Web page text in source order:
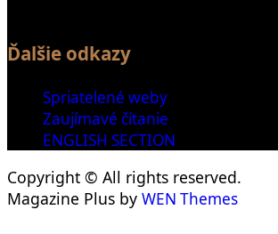
Ďalšie odkazy
Spriatelené weby
Zaujímavé čítanie
ENGLISH SECTION
Copyright © All rights reserved.
Magazine Plus by WEN Themes